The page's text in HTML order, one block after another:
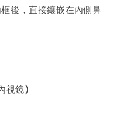
後，直接鑲嵌在內側鼻
視鏡)